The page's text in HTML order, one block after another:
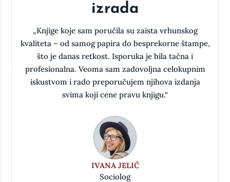
izrada
„Knjige koje sam poručila su zaista vrhunskog
kvaliteta – od samog papira do besprekorne štampe,
što je danas retkost. Isporuka je bila tačna i
profesionalna. Veoma sam zadovoljna celokupnim
iskustvom i rado preporučujem njihova izdanja
svima koji cene pravu knjigu.“
IVANA JELIĆ
Sociolog